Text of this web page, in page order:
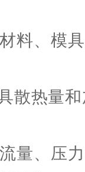
料、模
散热量
量、压